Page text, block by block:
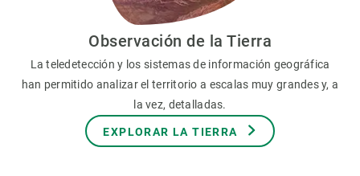
Observación de la Tierra
La teledetección y los sistemas de información geográfica
han permitido analizar el territorio a escalas muy grandes y, a
la vez, detalladas.
EXPLORAR LA TIERRA